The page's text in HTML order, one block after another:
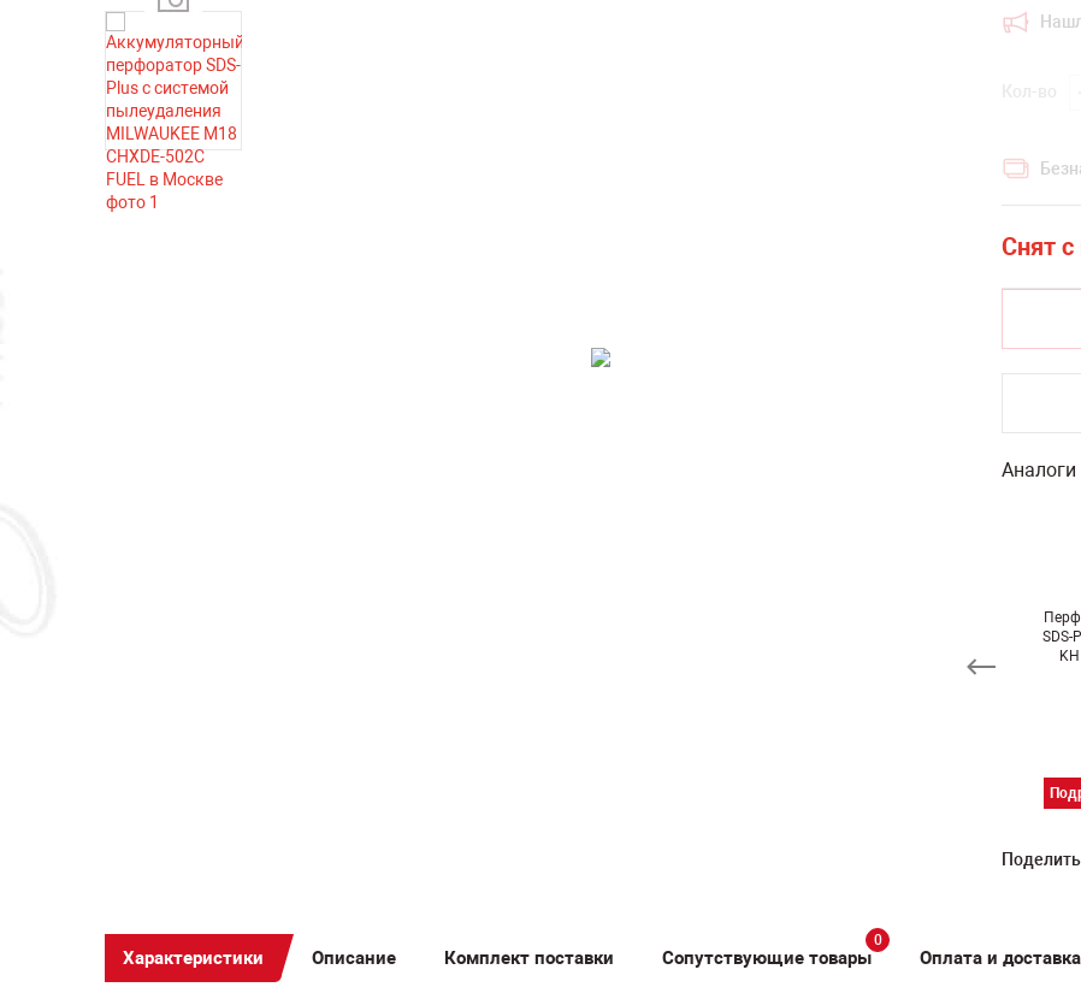
SDS-
Характеристики Описание Комплект поставки Сопутствующие товары
0
Оплата и доставка